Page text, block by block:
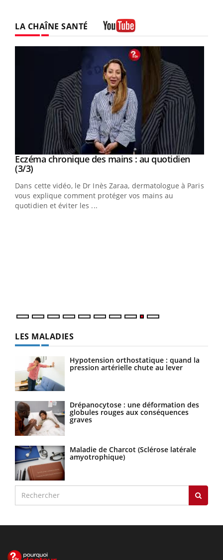
LA CHAÎNE SANTÉ
Youtube
Eczéma chronique des mains : au quotidien
(3/3)Youtube
Dans cette vidéo, le Dr Inès Zaraa, dermatologue à Paris,
vous explique comment protéger vos mains au
quotidien et éviter les ...
Youtube
Eczéma chronique des mains : les symptômes
(2/3)Youtube
Une plaque rouge qui gratte, une peau sèche qui tiraille,
une démangeaison persistante… Et si ce n'était pas juste
une irritation ...
LES MALADIES
Hypotension orthostatique : quand la
pression artérielle chute au lever
Drépanocytose : une déformation des
globules rouges aux conséquences
graves
Maladie de Charcot (Sclérose latérale
amyotrophique)